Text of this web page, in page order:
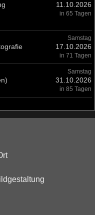
11.10.2026
in 65 Tagen
Samstag
17.10.2026
in 71 Tagen
Samstag
31.10.2026
in 85 Tagen